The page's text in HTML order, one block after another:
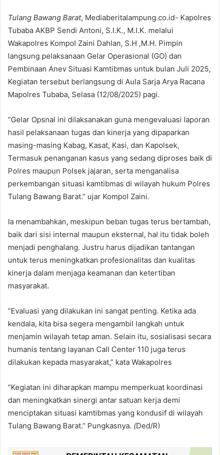
Tulang Bawang Barat, Mediaberitalampung.co.id- Kapolres
Tubaba AKBP Sendi Antoni, S.I.K., M.I.K. melalui
Wakapolres Kompol Zaini Dahlan, S.H ,M.H. Pimpin
langsung pelaksanaan Gelar Operasional (GO) dan
Pembinaan Anev Situasi Kamtibmas untuk bulan Juli 2025,
Kegiatan tersebut berlangsung di Aula Sarja Arya Racana
Mapolres Tubaba, Selasa (12/08/2025) pagi.
“Gelar Opsnal ini dilaksanakan guna mengevaluasi laporan
hasil pelaksanaan tugas dan kinerja yang dipaparkan
masing-masing Kabag, Kasat, Kasi, dan Kapolsek,
Termasuk penanganan kasus yang sedang diproses baik di
Polres maupun Polsek jajaran, serta menganalisa
perkembangan situasi kamtibmas di wilayah hukum Polres
Tulang Bawang Barat.” ujar Kompol Zaini.
Ia menambahkan, meskipun beban tugas terus bertambah,
baik dari sisi internal maupun eksternal, hal itu tidak boleh
menjadi penghalang. Justru harus dijadikan tantangan
untuk terus meningkatkan profesionalitas dan kualitas
kinerja dalam menjaga keamanan dan ketertiban
masyarakat.
“Evaluasi yang dilakukan ini sangat penting. Ketika ada
kendala, kita bisa segera mengambil langkah untuk
menjamin wilayah tetap aman. Selain itu, sosialisasi secara
humanis tentang layanan Call Center 110 juga terus
dilakukan kepada masyarakat,” kata Wakapolres
“Kegiatan ini diharapkan mampu memperkuat koordinasi
dan meningkatkan sinergi antar satuan kerja demi
menciptakan situasi kamtibmas yang kondusif di wilayah
Tulang Bawang Barat.” Pungkasnya. (Ded/R)